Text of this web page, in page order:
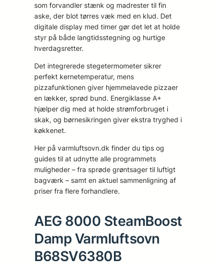
som forvandler stænk og madrester til fin
aske, der blot tørres væk med en klud. Det
digitale display med timer gør det let at holde
styr på både langtidsstegning og hurtige
hverdagsretter.
Det integrerede stegetermometer sikrer
perfekt kernetemperatur, mens
pizzafunktionen giver hjemmelavede pizzaer
en lækker, sprød bund. Energiklasse A+
hjælper dig med at holde strømforbruget i
skak, og børnesikringen giver ekstra tryghed i
køkkenet.
Her på varmluftsovn.dk finder du tips og
guides til at udnytte alle programmets
muligheder – fra sprøde grøntsager til luftigt
bagværk – samt en aktuel sammenligning af
priser fra flere forhandlere.
AEG 8000 SteamBoost
Damp Varmluftsovn
B68SV6380B